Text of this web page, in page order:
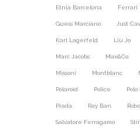
Etnia Barcelona Ferrari
Guess Marciano Just
Karl Lagerfeld Liu Jo
Marc Jacobs Max&Co.
Missoni Montblanc
Polaroid Police
Prada Ray Ban
Salvatore Ferragamo